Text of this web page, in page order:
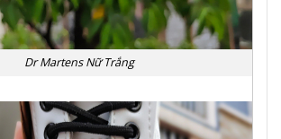
Dr Martens Nữ Trắng